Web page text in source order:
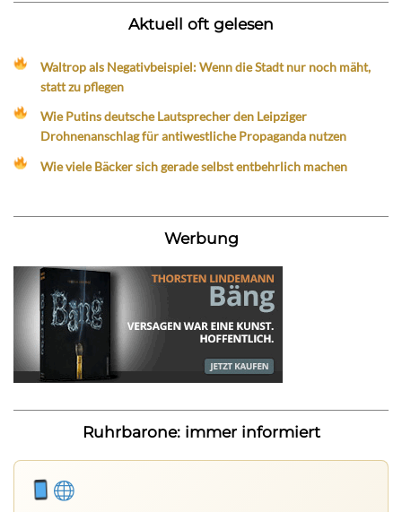
Aktuell oft gelesen
Waltrop als Negativbeispiel: Wenn die Stadt nur noch mäht,
statt zu pflegen
Wie Putins deutsche Lautsprecher den Leipziger
Drohnenanschlag für antiwestliche Propaganda nutzen
Wie viele Bäcker sich gerade selbst entbehrlich machen
Werbung
Ruhrbarone: immer informiert